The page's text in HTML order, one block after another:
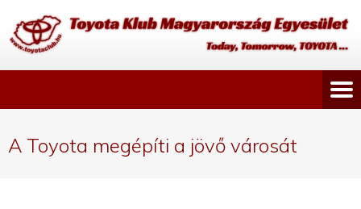
A Toyota megépíti a jövő városát